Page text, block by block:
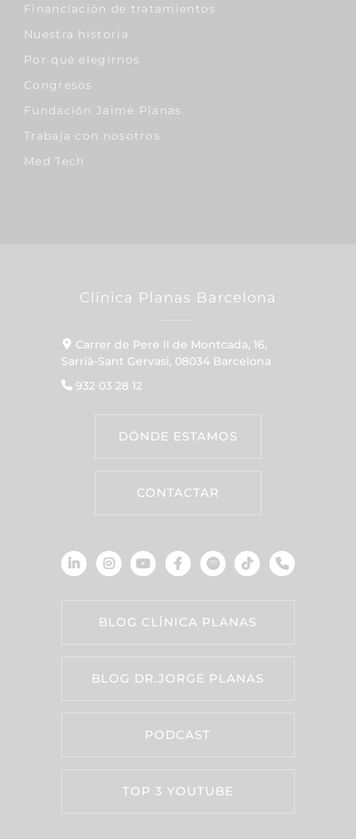
Financiación de tratamientos
Nuestra historia
Por qué elegirnos
Congresos
Fundación Jaime Planas
Trabaja con nosotros
Med Tech
Clínica Planas Barcelona
Carrer de Pere II de Montcada, 16,
Sarrià-Sant Gervasi, 08034 Barcelona
932 03 28 12
DÓNDE ESTAMOS
CONTACTAR
BLOG CLÍNICA PLANAS
BLOG DR.JORGE PLANAS
PODCAST
TOP 3 YOUTUBE